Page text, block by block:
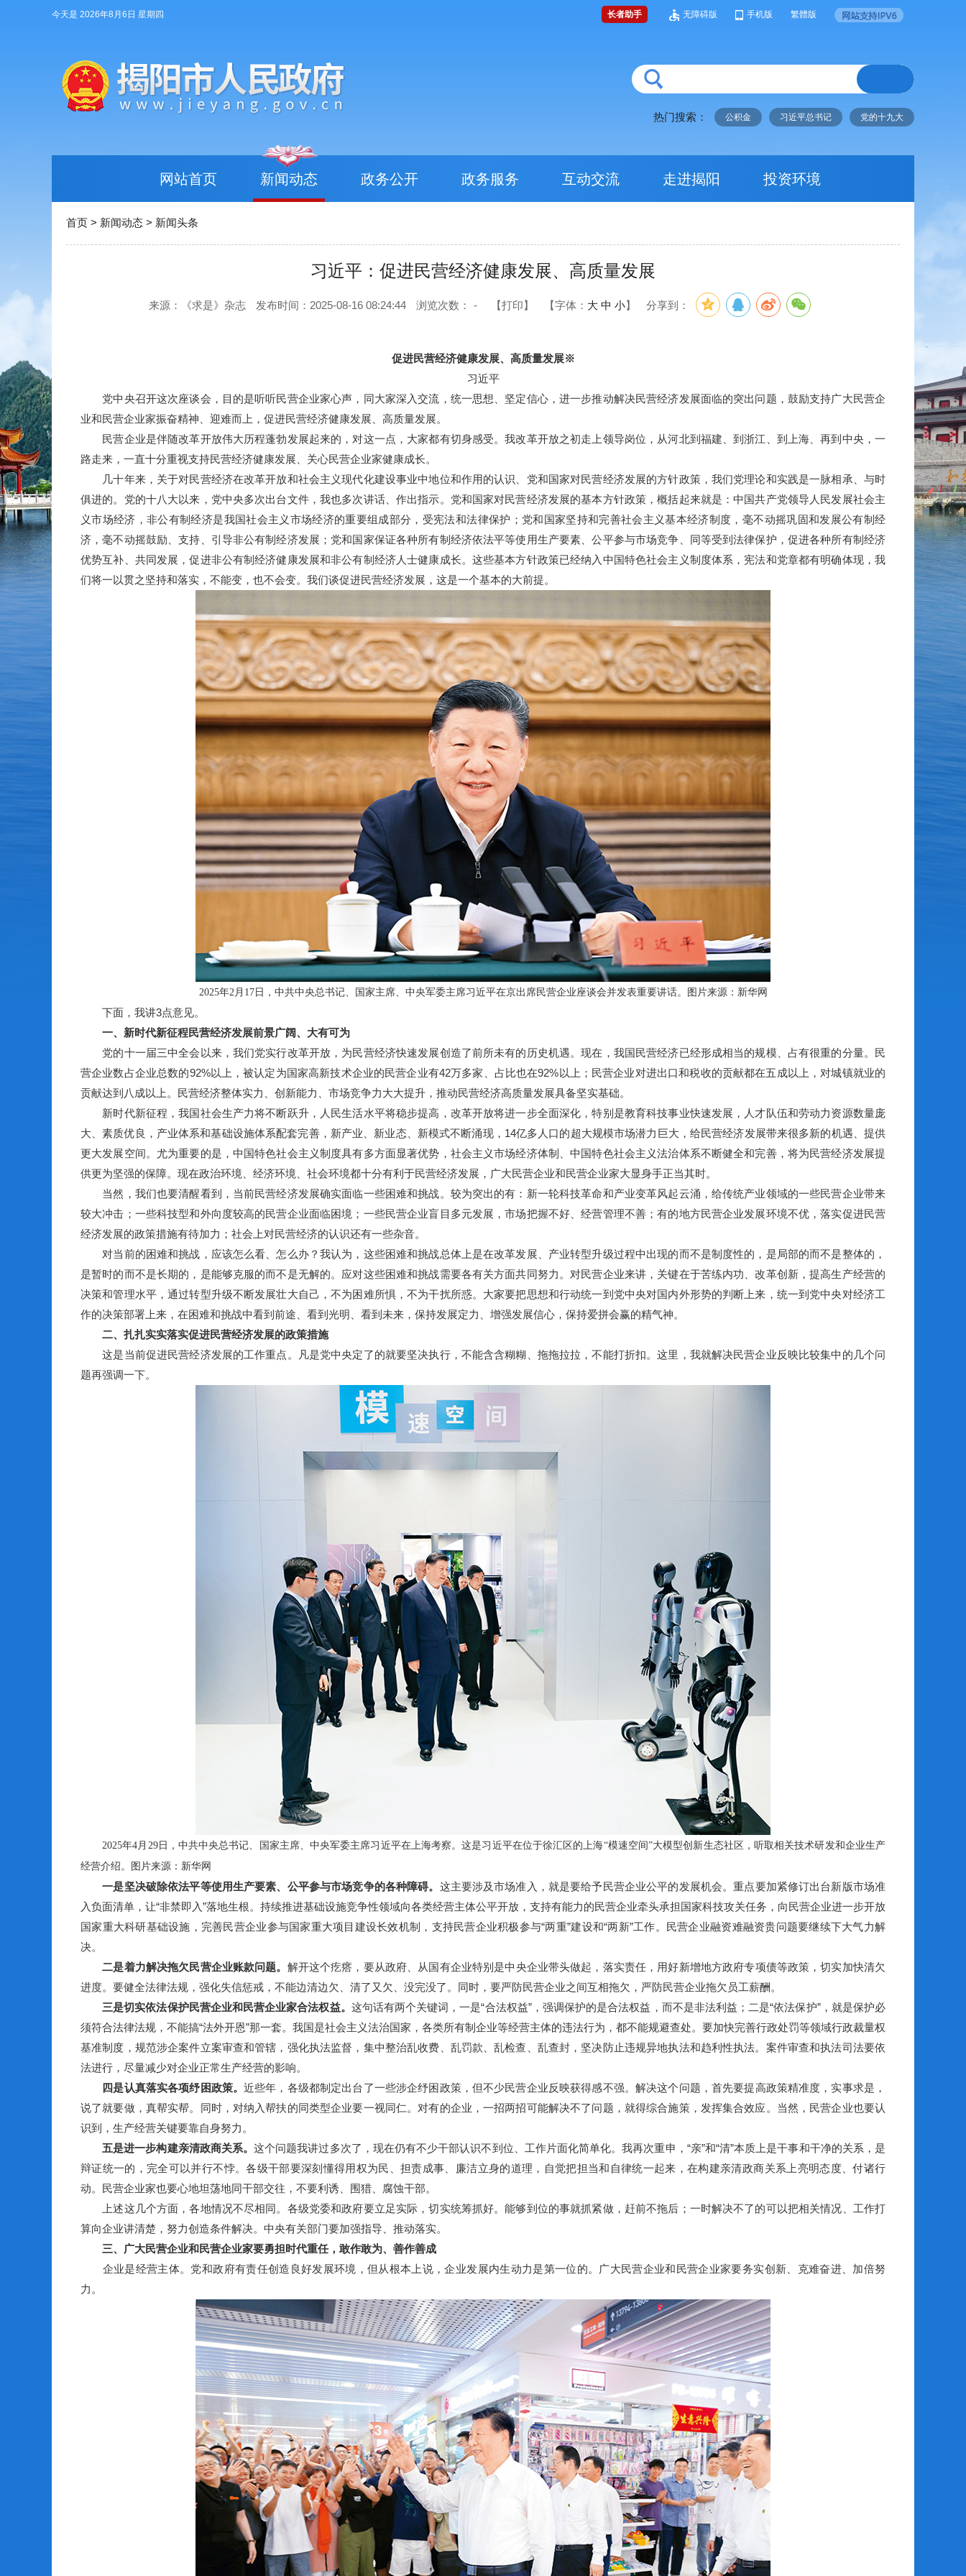
今天是 2026年8月6日 星期四 长者助手 无障碍版 手机版 繁體版
热门搜索： 公积金 习近平总书记 党的十九大
网站首页 新闻动态 政务公开 政务服务 互动交流 走进揭阳 投资环境
首页 > 新闻动态 > 新闻头条
习近平：促进民营经济健康发展、高质量发展
来源：《求是》杂志 发布时间：2025-08-16 08:24:44 浏览次数： - 【打印】 【字体： 大 中 小】 分享到：
促进民营经济健康发展、高质量发展※
习近平
党中央召开这次座谈会，目的是听听民营企业家心声，同大家深入交流，统一思想、坚定信心，进一步推动解决民营经济发展面临的突出问题，鼓励支持广大民营企
业和民营企业家振奋精神、迎难而上，促进民营经济健康发展、高质量发展。
民营企业是伴随改革开放伟大历程蓬勃发展起来的，对这一点，大家都有切身感受。我改革开放之初走上领导岗位，从河北到福建、到浙江、到上海、再到中央，一
路走来，一直十分重视支持民营经济健康发展、关心民营企业家健康成长。
几十年来，关于对民营经济在改革开放和社会主义现代化建设事业中地位和作用的认识、党和国家对民营经济发展的方针政策，我们党理论和实践是一脉相承、与时
俱进的。党的十八大以来，党中央多次出台文件，我也多次讲话、作出指示。党和国家对民营经济发展的基本方针政策，概括起来就是：中国共产党领导人民发展社会主
义市场经济，非公有制经济是我国社会主义市场经济的重要组成部分，受宪法和法律保护；党和国家坚持和完善社会主义基本经济制度，毫不动摇巩固和发展公有制经
济，毫不动摇鼓励、支持、引导非公有制经济发展；党和国家保证各种所有制经济依法平等使用生产要素、公平参与市场竞争、同等受到法律保护，促进各种所有制经济
优势互补、共同发展，促进非公有制经济健康发展和非公有制经济人士健康成长。这些基本方针政策已经纳入中国特色社会主义制度体系，宪法和党章都有明确体现，我
们将一以贯之坚持和落实，不能变，也不会变。我们谈促进民营经济发展，这是一个基本的大前提。
2025年2月17日，中共中央总书记、国家主席、中央军委主席习近平在京出席民营企业座谈会并发表重要讲话。图片来源：新华网
下面，我讲3点意见。
一、新时代新征程民营经济发展前景广阔、大有可为
党的十一届三中全会以来，我们党实行改革开放，为民营经济快速发展创造了前所未有的历史机遇。现在，我国民营经济已经形成相当的规模、占有很重的分量。民
营企业数占企业总数的92%以上，被认定为国家高新技术企业的民营企业有42万多家、占比也在92%以上；民营企业对进出口和税收的贡献都在五成以上，对城镇就业的
贡献达到八成以上。民营经济整体实力、创新能力、市场竞争力大大提升，推动民营经济高质量发展具备坚实基础。
新时代新征程，我国社会生产力将不断跃升，人民生活水平将稳步提高，改革开放将进一步全面深化，特别是教育科技事业快速发展，人才队伍和劳动力资源数量庞
大、素质优良，产业体系和基础设施体系配套完善，新产业、新业态、新模式不断涌现，14亿多人口的超大规模市场潜力巨大，给民营经济发展带来很多新的机遇、提供
更大发展空间。尤为重要的是，中国特色社会主义制度具有多方面显著优势，社会主义市场经济体制、中国特色社会主义法治体系不断健全和完善，将为民营经济发展提
供更为坚强的保障。现在政治环境、经济环境、社会环境都十分有利于民营经济发展，广大民营企业和民营企业家大显身手正当其时。
当然，我们也要清醒看到，当前民营经济发展确实面临一些困难和挑战。较为突出的有：新一轮科技革命和产业变革风起云涌，给传统产业领域的一些民营企业带来
较大冲击；一些科技型和外向度较高的民营企业面临困境；一些民营企业盲目多元发展，市场把握不好、经营管理不善；有的地方民营企业发展环境不优，落实促进民营
经济发展的政策措施有待加力；社会上对民营经济的认识还有一些杂音。
对当前的困难和挑战，应该怎么看、怎么办？我认为，这些困难和挑战总体上是在改革发展、产业转型升级过程中出现的而不是制度性的，是局部的而不是整体的，
是暂时的而不是长期的，是能够克服的而不是无解的。应对这些困难和挑战需要各有关方面共同努力。对民营企业来讲，关键在于苦练内功、改革创新，提高生产经营的
决策和管理水平，通过转型升级不断发展壮大自己，不为困难所惧，不为干扰所惑。大家要把思想和行动统一到党中央对国内外形势的判断上来，统一到党中央对经济工
作的决策部署上来，在困难和挑战中看到前途、看到光明、看到未来，保持发展定力、增强发展信心，保持爱拼会赢的精气神。
二、扎扎实实落实促进民营经济发展的政策措施
这是当前促进民营经济发展的工作重点。凡是党中央定了的就要坚决执行，不能含含糊糊、拖拖拉拉，不能打折扣。这里，我就解决民营企业反映比较集中的几个问
题再强调一下。
2025年4月29日，中共中央总书记、国家主席、中央军委主席习近平在上海考察。这是习近平在位于徐汇区的上海“模速空间”大模型创新生态社区，听取相关技术研发和企业生产
经营介绍。图片来源：新华网
一是坚决破除依法平等使用生产要素、公平参与市场竞争的各种障碍。 这主要涉及市场准入，就是要给予民营企业公平的发展机会。重点要加紧修订出台新版市场准
入负面清单，让“非禁即入”落地生根。持续推进基础设施竞争性领域向各类经营主体公平开放，支持有能力的民营企业牵头承担国家科技攻关任务，向民营企业进一步开放
国家重大科研基础设施，完善民营企业参与国家重大项目建设长效机制，支持民营企业积极参与“两重”建设和“两新”工作。民营企业融资难融资贵问题要继续下大气力解
决。
二是着力解决拖欠民营企业账款问题。 解开这个疙瘩，要从政府、从国有企业特别是中央企业带头做起，落实责任，用好新增地方政府专项债等政策，切实加快清欠
进度。要健全法律法规，强化失信惩戒，不能边清边欠、清了又欠、没完没了。同时，要严防民营企业之间互相拖欠，严防民营企业拖欠员工薪酬。
三是切实依法保护民营企业和民营企业家合法权益。 这句话有两个关键词，一是“合法权益”，强调保护的是合法权益，而不是非法利益；二是“依法保护”，就是保护必
须符合法律法规，不能搞“法外开恩”那一套。我国是社会主义法治国家，各类所有制企业等经营主体的违法行为，都不能规避查处。要加快完善行政处罚等领域行政裁量权
基准制度，规范涉企案件立案审查和管辖，强化执法监督，集中整治乱收费、乱罚款、乱检查、乱查封，坚决防止违规异地执法和趋利性执法。案件审查和执法司法要依
法进行，尽量减少对企业正常生产经营的影响。
四是认真落实各项纾困政策。近些年，各级都制定出台了一些涉企纾困政策，但不少民营企业反映获得感不强。解决这个问题，首先要提高政策精准度，实事求是，
说了就要做，真帮实帮。同时，对纳入帮扶的同类型企业要一视同仁。对有的企业，一招两招可能解决不了问题，就得综合施策，发挥集合效应。当然，民营企业也要认
识到，生产经营关键要靠自身努力。
五是进一步构建亲清政商关系。这个问题我讲过多次了，现在仍有不少干部认识不到位、工作片面化简单化。我再次重申，“亲”和“清”本质上是干事和干净的关系，是
辩证统一的，完全可以并行不悖。各级干部要深刻懂得用权为民、担责成事、廉洁立身的道理，自觉把担当和自律统一起来，在构建亲清政商关系上亮明态度、付诸行
动。民营企业家也要心地坦荡地同干部交往，不要利诱、围猎、腐蚀干部。
上述这几个方面，各地情况不尽相同。各级党委和政府要立足实际，切实统筹抓好。能够到位的事就抓紧做，赶前不拖后；一时解决不了的可以把相关情况、工作打
算向企业讲清楚，努力创造条件解决。中央有关部门要加强指导、推动落实。
三、广大民营企业和民营企业家要勇担时代重任，敢作敢为、善作善成
企业是经营主体。党和政府有责任创造良好发展环境，但从根本上说，企业发展内生动力是第一位的。广大民营企业和民营企业家要务实创新、克难奋进、加倍努
力。